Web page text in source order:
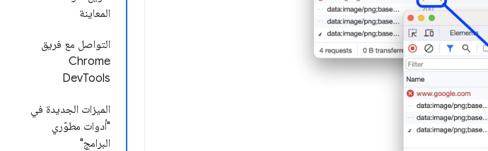
المعاينة
التواصل مع فريق
Chrome
DevTools
الميزات الجديدة في
"أدوات مطوّري
البرامج"